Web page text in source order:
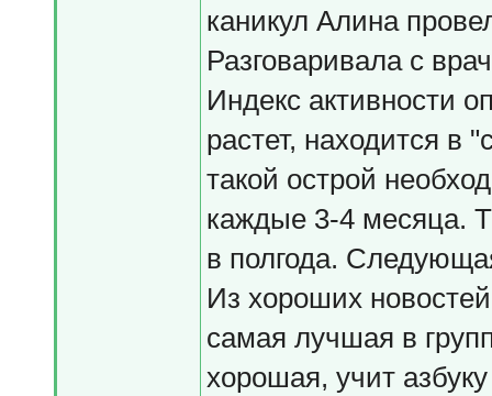
каникул Алина
Разговаривала с
Индекс активности
растет, находится в
такой острой
каждые 3-4 месяца.
в полгода.
Из хороших
самая лучшая в
хорошая, учит